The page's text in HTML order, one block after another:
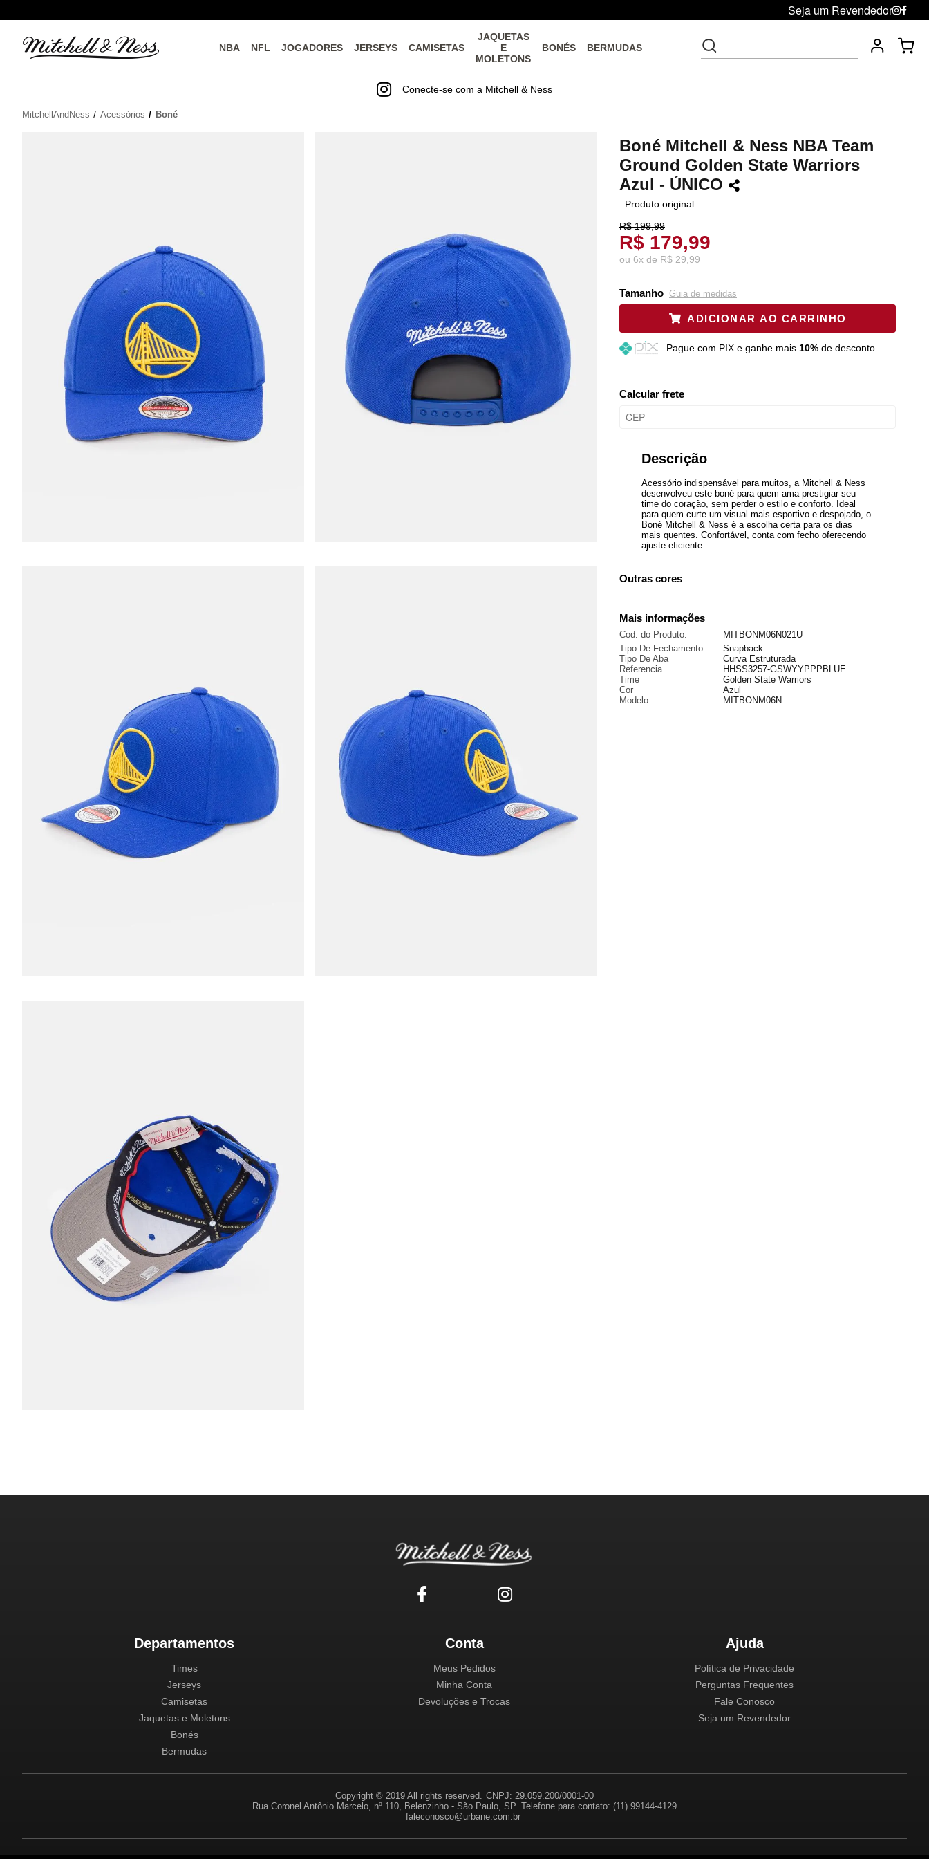
Seja um Revendedor
NBA NFL JOGADORES JERSEYS CAMISETAS
JAQUETAS
E
MOLETONS
BONÉS BERMUDAS
Conecte-se com a Mitchell & Ness
MitchellAndNess Acessórios Boné
Boné Mitchell & Ness NBA Team
Ground Golden State Warriors
Azul - ÚNICO
Produto original
R$ 199,99
R$ 179,99
ou 6x de R$ 29,99
Tamanho Guia de medidas
ADICIONAR AO CARRINHO
Pague com PIX e ganhe mais 10%de desconto
Calcular frete
Descrição
Acessório indispensável para muitos, a Mitchell & Ness
desenvolveu este boné para quem ama prestigiar seu
time do coração, sem perder o estilo e conforto. Ideal
para quem curte um visual mais esportivo e despojado, o
Boné Mitchell & Ness é a escolha certa para os dias
mais quentes. Confortável, conta com fecho oferecendo
ajuste eficiente.
Outras cores
Mais informações
Cod. do Produto:
MITBONM06N021U
Tipo De Fechamento
Snapback
Tipo De Aba
Curva Estruturada
Referencia
HHSS3257-GSWYYPPPBLUE
Time
Golden State Warriors
Cor
Azul
Modelo
MITBONM06N
Departamentos
Times
Jerseys
Camisetas
Jaquetas e Moletons
Bonés
Bermudas
Conta
Meus Pedidos
Minha Conta
Devoluções e Trocas
Ajuda
Política de Privacidade
Perguntas Frequentes
Fale Conosco
Seja um Revendedor
Copyright © 2019 All rights reserved. CNPJ: 29.059.200/0001-00
Rua Coronel Antônio Marcelo, nº 110, Belenzinho - São Paulo, SP. Telefone para contato: (11) 99144-4129
faleconosco@urbane.com.br